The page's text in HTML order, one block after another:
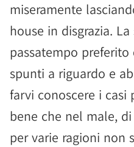
miseramente
house in disgrazia.
passatempo
spunti a riguardo e
farvi conoscere i casi
bene che nel male,
per varie ragioni non